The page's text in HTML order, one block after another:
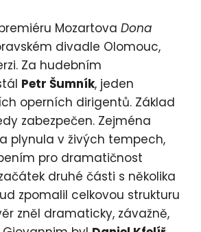
Mozartova Dona
divadle Olomouc,
Za hudebním
Petr Šumník, jeden
operních dirigentů. Základ
zabezpečen. Zejména
plynula v živých tempech,
pro dramatičnost
druhé části s několika
zpomalil celkovou strukturu
zněl dramaticky, závažně,